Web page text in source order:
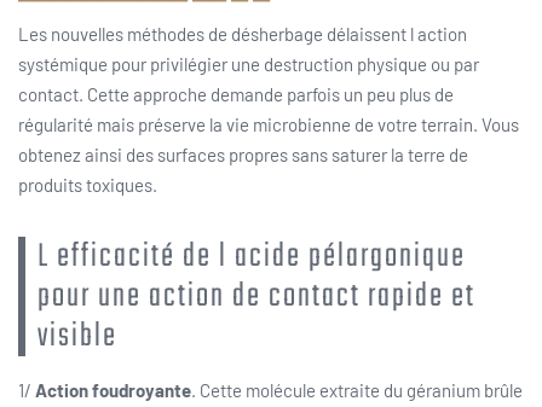
Les nouvelles méthodes de désherbage délaissent l action
systémique pour privilégier une destruction physique ou par
contact. Cette approche demande parfois un peu plus de
régularité mais préserve la vie microbienne de votre terrain. Vous
obtenez ainsi des surfaces propres sans saturer la terre de
produits toxiques.
L efficacité de l acide pélargonique
pour une action de contact rapide et
visible
1/ Action foudroyante. Cette molécule extraite du géranium brûle